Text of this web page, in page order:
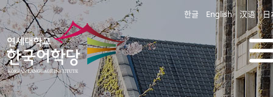
한글 English 汉语 日